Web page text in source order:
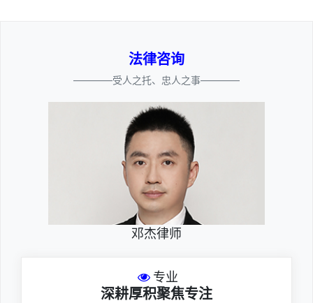
法律咨询
————受人之托、忠人之事————
邓杰律师
专业
深耕厚积聚焦专注